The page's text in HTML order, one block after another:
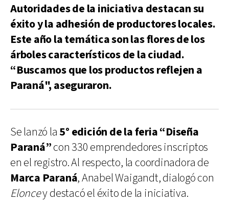
Autoridades de la iniciativa destacan su
éxito y la adhesión de productores locales.
Este año la temática son las flores de los
árboles característicos de la ciudad.
“Buscamos que los productos reflejen a
Paraná", aseguraron.
Se lanzó la 5° edición de la feria “Diseña
Paraná”con 330 emprendedores inscriptos
en el registro. Al respecto, la coordinadora de
Marca Paraná, Anabel Waigandt, dialogó con
Eloncey destacó el éxito de la iniciativa.